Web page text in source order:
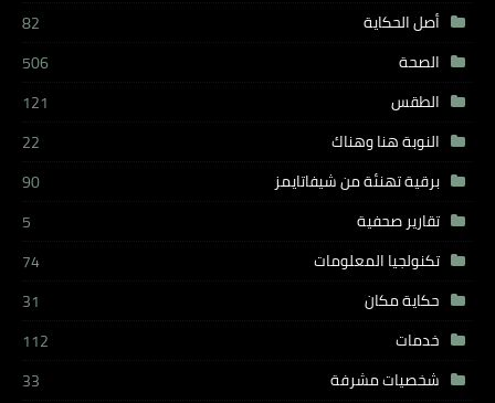
أصل الحكاية
82
الصحة
506
الطقس
121
النوبة هنا وهناك
22
برقية تهنئة من شيفاتايمز
90
تقارير صحفية
5
تكنولجيا المعلومات
74
حكاية مكان
31
خدمات
112
شخصيات مشرفة
33